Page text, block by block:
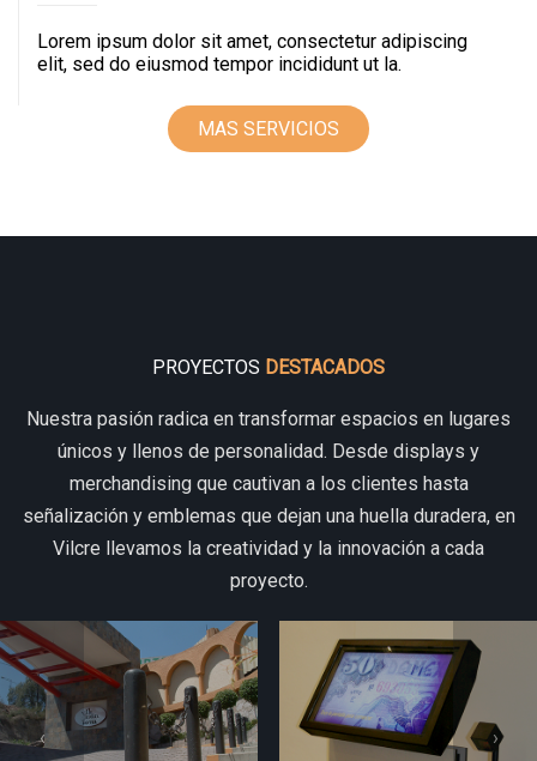
Lorem ipsum dolor sit amet, consectetur adipiscing
elit, sed do eiusmod tempor incididunt ut la.
MAS SERVICIOS
PROYECTOS DESTACADOS
Nuestra pasión radica en transformar espacios en lugares
únicos y llenos de personalidad. Desde displays y
merchandising que cautivan a los clientes hasta
señalización y emblemas que dejan una huella duradera, en
Vilcre llevamos la creatividad y la innovación a cada
proyecto.
‹ ›